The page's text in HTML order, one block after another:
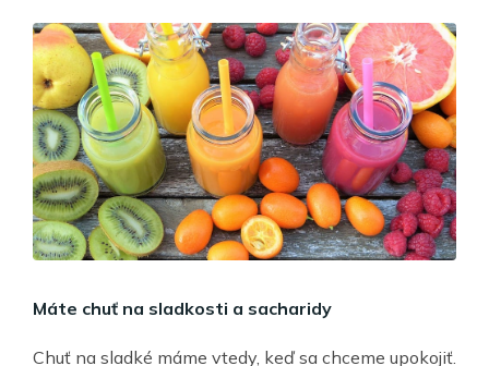
Máte chuť na sladkosti a sacharidy
Chuť na sladké máme vtedy, keď sa chceme upokojiť.